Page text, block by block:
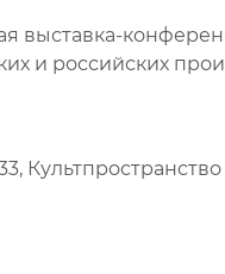
выставка-
и российских